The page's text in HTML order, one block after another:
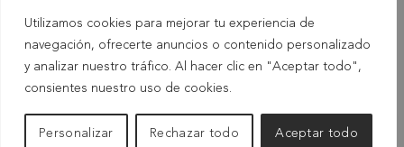
Utilizamos cookies para mejorar tu experiencia de
navegación, ofrecerte anuncios o contenido personalizado
y analizar nuestro tráfico. Al hacer clic en "Aceptar todo",
consientes nuestro uso de cookies.
Personalizar Rechazar todo Aceptar todo
Tik Tok
-
© 2025 Ferretti - Ferretti Store. Todos los derechos
Reservados